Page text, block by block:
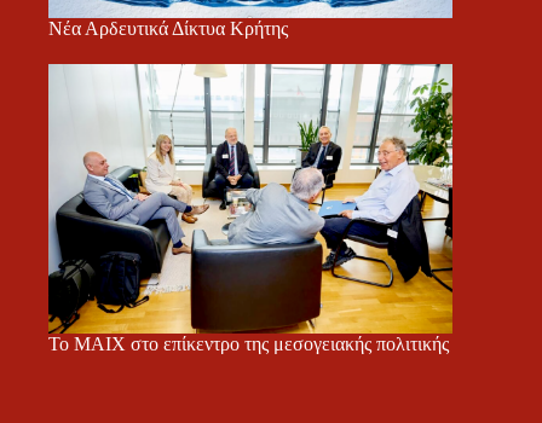
Νέα Αρδευτικά Δίκτυα Κρήτης
Το ΜΑΙΧ στο επίκεντρο της μεσογειακής πολιτικής